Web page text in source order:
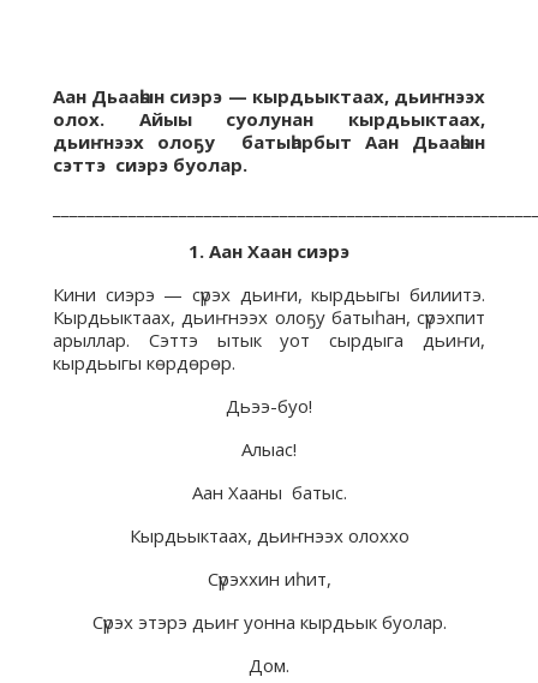
Аан Дьааһын сиэрэ — кырдьыктаах, дьиҥнээх
олох. Айыы суолунан кырдьыктаах,
дьиҥнээх олоҕу батыһарбыт Аан Дьааһын
сэттэ сиэрэ буолар.
1. Аан Хаан сиэрэ
Кини сиэрэ — сүрэх дьиҥи, кырдьыгы билиитэ.
Кырдьыктаах, дьиҥнээх олоҕу батыһан, сүрэхпит
арыллар. Сэттэ ытык уот сырдыга дьиҥи,
кырдьыгы көрдөрөр.
Дьээ-буо!
Алыас!
Аан Хааны батыс.
Кырдьыктаах, дьиҥнээх олоххо
Сүрэххин иһит,
Сүрэх этэрэ дьиҥ уонна кырдьык буолар.
Дом.